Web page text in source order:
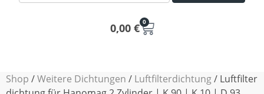
0,00 € 0
Shop /Weitere Dichtungen / Luftfilterdichtung/ Luftfilter